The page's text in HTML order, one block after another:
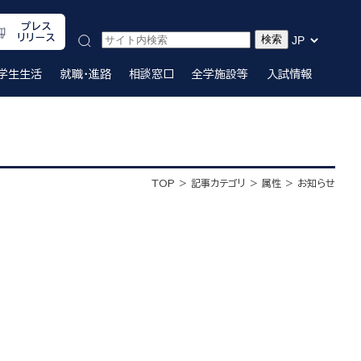
プレス
リリース
生生活 就職・進路 相談窓口 全学施設等 入試情報
TOP 記事カテゴリ 属性 お知らせ